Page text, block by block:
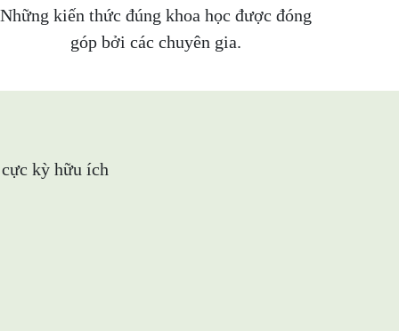
Những kiến thức đúng khoa học được đóng
góp bởi các chuyên gia.
kỳ hữu ích